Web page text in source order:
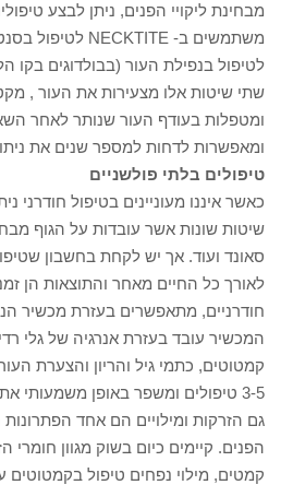
מבחינת ליקויי הפנים, ניתן לבצע
לטיפול בנפילת העור (בבולדוגים בקו
שתי שיטות אלו מצעירות את העור ,
ומטפלות בעודף העור שנותר לאחר
ומאפשרות לדחות למספר שנים את
טיפולים בלתי פולשניים
כאשר איננו מעוניינים בטיפול חודרני
שיטות שונות אשר עובדות על הגוף
סאונד ועוד. אך יש לקחת בחשבון
לאורך כל החיים מאחר והתוצאות הן
המכשיר עובד בעזרת אנרגיה של גלי
קמטוטים, כתמי גיל והריון והצערת
3-5 טיפולים ומשפר באופן
גם הזרקות ומילויים הם אחד
הפנים. קיימים כיום בשוק מגוון
קמטים, מילוי נפחים טיפול